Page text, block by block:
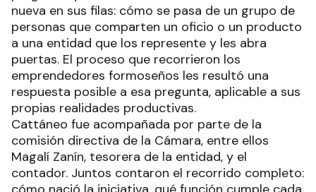
nueva en sus filas: cómo se pasa de un grupo de
personas que comparten un oficio o un producto
a una entidad que los represente y les abra
puertas. El proceso que recorrieron los
emprendedores formoseños les resultó una
respuesta posible a esa pregunta, aplicable a sus
propias realidades productivas.
Cattáneo fue acompañada por parte de la
comisión directiva de la Cámara, entre ellos
Magalí Zanín, tesorera de la entidad, y el
contador. Juntos contaron el recorrido completo: